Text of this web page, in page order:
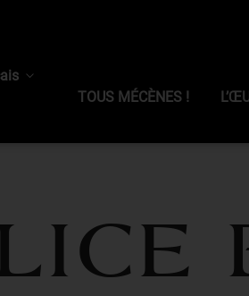
TOUS MÉCÈNES !